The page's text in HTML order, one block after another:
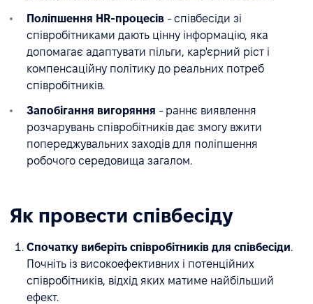
Поліпшення HR-процесів - співбесіди зі
співробітниками дають цінну інформацію, яка
допомагає адаптувати пільги, кар'єрний ріст і
компенсаційну політику до реальних потреб
співробітників.
Запобігання вигоряння - раннє виявлення
розчарувань співробітників дає змогу вжити
попереджувальних заходів для поліпшення
робочого середовища загалом.
Як провести співбесіду
Спочатку виберіть співробітників для співбесіди.
Почніть із високоефективних і потенційних
співробітників, відхід яких матиме найбільший
ефект.